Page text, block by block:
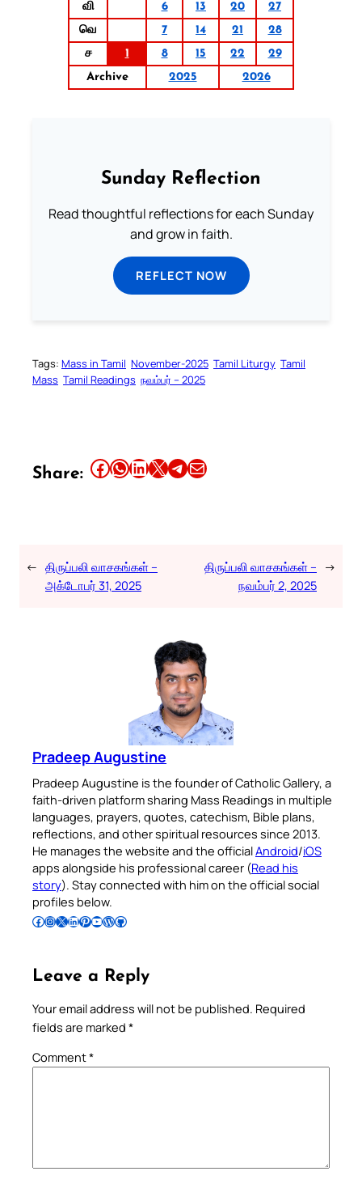
வி
6 13 20
27
வெ
7 14 21
28
ச
1 8 15 22
29
Archive
2025 2026
Sunday Reflection
Read thoughtful reflections for each Sunday
and grow in faith.
REFLECT NOW
Tags: Mass in Tamil November-2025 Tamil Liturgy Tamil
Mass Tamil Readings நவம்பர் – 2025
Share: Share this article on Facebook Share this article on WhatsApp Share this article on LinkedIn Share this article on X Share this article on TelegramEmail this Article
← திருப்பலி வாசகங்கள் –
அக்டோபர் 31, 2025
திருப்பலி வாசகங்கள் –
நவம்பர் 2, 2025
→
Pradeep Augustine
Pradeep Augustine is the founder of Catholic Gallery, a
faith-driven platform sharing Mass Readings in multiple
languages, prayers, quotes, catechism, Bible plans,
reflections, and other spiritual resources since 2013.
He manages the website and the officialAndroid/iOS
apps alongside his professional career (Read his
story). Stay connected with him on the official social
profiles below.
Follow Pradeep on Facebook Follow Pradeep on InstagramFollow Pradeep on X Follow Pradeep on LinkedIn Follow Pradeep on Pinterest Subscribe to Pradeep’s Youtube Channel Follow Pradeep on WordPress Follow Pradeep on GitHub
Leave a Reply
Your email address will not be published. Required
fields are marked *
Comment*